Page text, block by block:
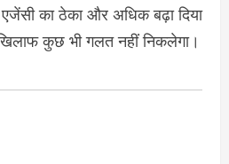
का ठेका और अधिक बढ़ा दिया
कुछ भी गलत नहीं निकलेगा।